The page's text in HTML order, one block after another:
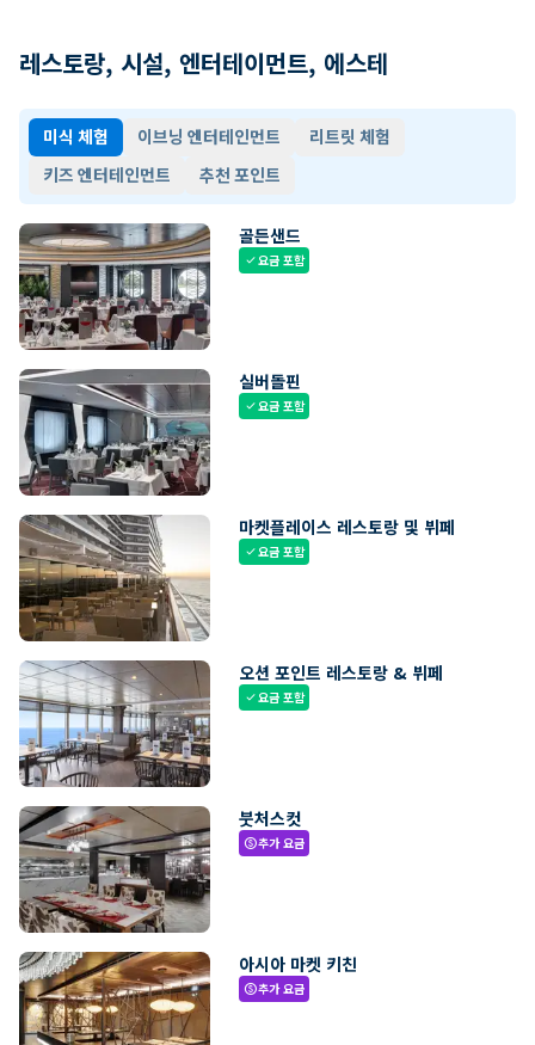
레스토랑, 시설, 엔터테이먼트, 에스테
미식 체험 이브닝 엔터테인먼트
리트릿 체험
키즈 엔터테인먼트
추천 포인트
골든샌드
check요금 포함
실버돌핀
check요금 포함
마켓플레이스 레스토랑 및 뷔페
check요금 포함
오션 포인트 레스토랑 & 뷔페
check요금 포함
붓처스컷
paid추가 요금
아시아 마켓 키친
paid추가 요금